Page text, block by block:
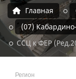
Главная
(07)
ССЦ к ФЕР
Регион